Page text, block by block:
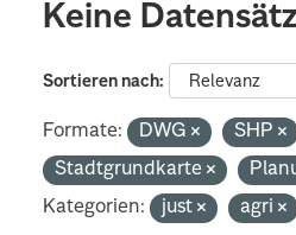
Keine
Sortieren nach
Formate: DWG SHP
Stadtgrundkarte
Kategorien:
just agri